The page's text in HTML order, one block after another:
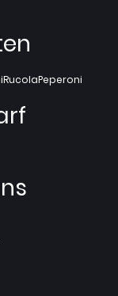
RucolaPeperoni